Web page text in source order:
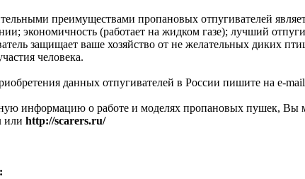
преимуществами пропановых отпугивателей
экономичность (работает на жидком газе); лучший
защищает ваше хозяйство от не желательных диких
человека.
данных отпугивателей в России пишите на e-
информацию о работе и моделях пропановых пушек, Вы
или http://scarers.ru/